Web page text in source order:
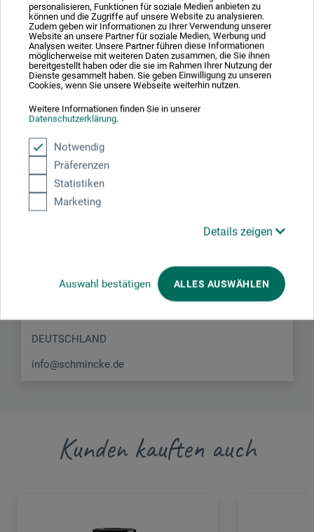
personalisieren, Funktionen für soziale Medien anbieten zu
können und die Zugriffe auf unsere Website zu analysieren.
Zudem geben wir Informationen zu Ihrer Verwendung unserer
Website an unsere Partner für soziale Medien, Werbung und
Analysen weiter. Unsere Partner führen diese Informationen
möglicherweise mit weiteren Daten zusammen, die Sie ihnen
bereitgestellt haben oder die sie im Rahmen Ihrer Nutzung der
Dienste gesammelt haben. Sie geben Einwilligung zu unseren
Cookies, wenn Sie unsere Webseite weiterhin nutzen.
Weitere Informationen finden Sie in unserer
Datenschutzerklärung.
Notwendig
Präferenzen
Statistiken
Marketing
Details zeigen
Auswahl bestätigen ALLES AUSWÄHLEN
Schreiben Sie die erste Bewertung zu diesem Produkt
JETZT PRODUKT BEWERTEN
Hersteller-Kontakt
Hier finden Sie die Kontaktdaten des Herstellers zu
Otto-Hahn-Str. 2
DEUTSCHLAND
info@schmincke.de
Kunden kauften auch